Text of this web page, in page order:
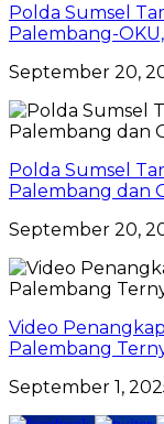
Polda Sumsel
Palembang-
September 20,
Polda Sumsel
Palembang dan
September 20,
Video
Palembang
September 1,